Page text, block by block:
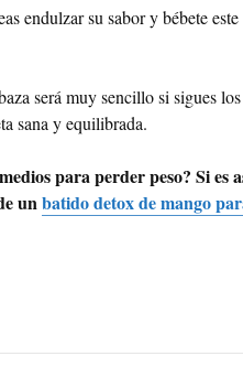
endulzar su sabor y bébete
será muy sencillo si sigues
sana y equilibrada.
para perder peso? Si es
unbatido detox de mango